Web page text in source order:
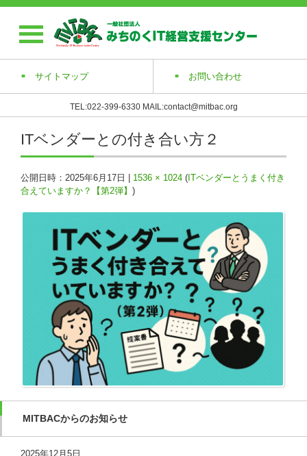
サイトマップ お問い合わせ
TEL:022-399-6330 MAIL:contact@mitbac.org
ITベンダーとの付き合い方２
公開日時： 2025年6月17日 1536 × 1024 ( ITベンダーとうまく付き
合えていますか？【第2弾】 )
MITBACからのお知らせ
2025年12月5日